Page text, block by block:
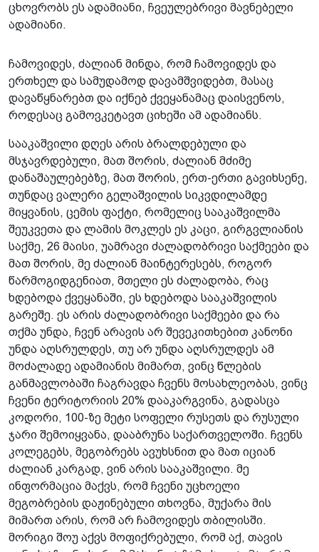
ცხოვრობს ეს ადამიანი, ჩვეულებრივი მავნებელი
ადამიანი.
ჩამოვიდეს, ძალიან მინდა, რომ ჩამოვიდეს და
ერთხელ და სამუდამოდ დავამშვიდებთ, მასაც
დავაწყნარებთ და იქნებ ქვეყანამაც დაისვენოს,
როდესაც გამოვკეტავთ ციხეში ამ ადამიანს.
სააკაშვილი დღეს არის ბრალდებული და
მსჯავრდებული, მათ შორის, ძალიან მძიმე
დანაშაულებებზე, მათ შორის, ერთ-ერთი გავიხსენე,
თუნდაც ვალერი გელაშვილის სიკვდილამდე
მიყვანის, ცემის ფაქტი, რომელიც სააკაშვილმა
შეუკვეთა და ლამის მოკლეს ეს კაცი, გირგვლიანის
საქმე, 26 მაისი, უამრავი ძალადობრივი საქმეები და
მათ შორის, მე ძალიან მაინტერესებს, როგორ
წარმოგიდგენიათ, მთელი ეს ძალადობა, რაც
ხდებოდა ქვეყანაში, ეს ხდებოდა სააკაშვილის
გარეშე. ეს არის ძალადობრივი საქმეები და რა
თქმა უნდა, ჩვენ არავის არ შევეკითხებით კანონი
უნდა აღსრულდეს, თუ არ უნდა აღსრულდეს ამ
მოძალადე ადამიანის მიმართ, ვინც წლების
განმავლობაში ჩაგრავდა ჩვენს მოსახლეობას, ვინც
ჩვენი ტერიტორიის 20% დააკარგვინა, გადასცა
კოდორი, 100-ზე მეტი სოფელი რუსეთს და რუსული
ჯარი შემოიყვანა, დააბრუნა საქართველოში. ჩვენს
კოლეგებს, მეგობრებს ავუხსნით და მათ იციან
ძალიან კარგად, ვინ არის სააკაშვილი. მე
ინფორმაცია მაქვს, რომ ჩვენი უცხოელი
მეგობრების დაჟინებული თხოვნა, მუქარა მის
მიმართ არის, რომ არ ჩამოვიდეს თბილისში.
მორიგი შოუ აქვს მოფიქრებული, რომ აქ, თავის